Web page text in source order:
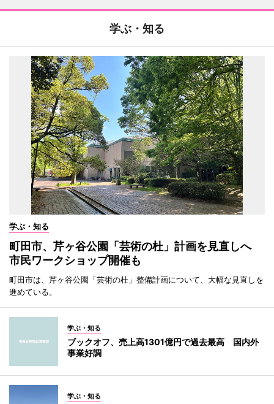
学ぶ・知る
学ぶ・知る
町田市、芹ヶ谷公園「芸術の杜」計画を見直しへ
市民ワークショップ開催も
町田市は、芹ヶ谷公園「芸術の杜」整備計画について、大幅な見直しを
進めている。
学ぶ・知る
ブックオフ、売上高1301億円で過去最高 国内外
事業好調
学ぶ・知る